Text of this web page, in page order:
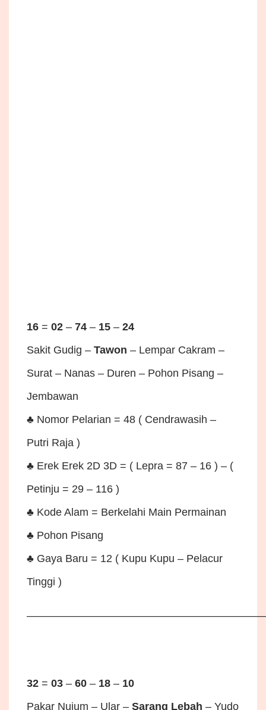
16 = 02 – 74 – 15 – 24
Sakit Gudig – Tawon – Lempar Cakram –
Surat – Nanas – Duren – Pohon Pisang –
Jembawan
♣ Nomor Pelarian = 48 ( Cendrawasih –
Putri Raja )
♣ Erek Erek 2D 3D = ( Lepra = 87 – 16 ) – (
Petinju = 29 – 116 )
♣ Kode Alam = Berkelahi Main Permainan
♣ Pohon Pisang
♣ Gaya Baru = 12 ( Kupu Kupu – Pelacur
Tinggi )
32 = 03 – 60 – 18 – 10
Pakar Nujum – Ular – Sarang Lebah – Yudo